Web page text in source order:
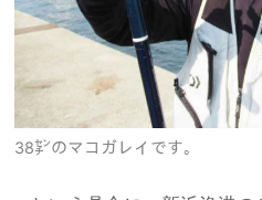
38㌢のマコガレイです。